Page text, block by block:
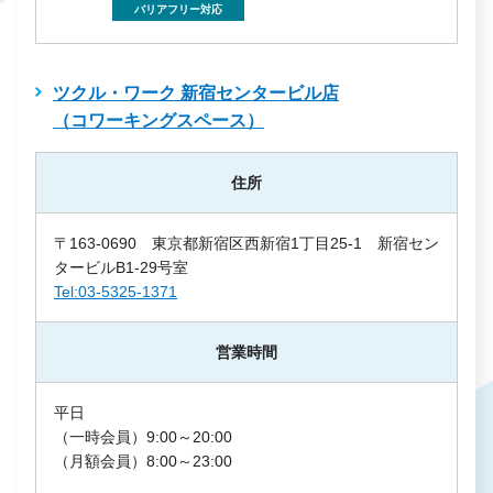
バリアフリー対応
ツクル・ワーク 新宿センタービル店
（コワーキングスペース）
住所
〒163-0690 東京都新宿区西新宿1丁目25-1 新宿セン
タービルB1-29号室
Tel:03-5325-1371
営業時間
平日
（一時会員）9:00～20:00
（月額会員）8:00～23:00